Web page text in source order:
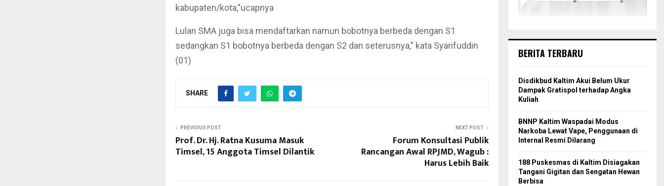
kabupaten/kota,”ucapnya
Lulan SMA juga bisa mendaftarkan namun bobotnya berbeda dengan S1
sedangkan S1 bobotnya berbeda dengan S2 dan seterusnya,” kata Syarifuddin
(01)
SHARE
PREVIOUS POST
Prof. Dr. Hj. Ratna Kusuma Masuk
Timsel, 15 Anggota Timsel Dilantik
NEXT POST
Forum Konsultasi Publik
Rancangan Awal RPJMD, Wagub :
Harus Lebih Baik
BERITA TERBARU
Disdikbud Kaltim Akui Belum Ukur
Dampak Gratispol terhadap Angka
Kuliah
BNNP Kaltim Waspadai Modus
Narkoba Lewat Vape, Penggunaan di
Internal Resmi Dilarang
188 Puskesmas di Kaltim Disiagakan
Tangani Gigitan dan Sengatan Hewan
Berbisa